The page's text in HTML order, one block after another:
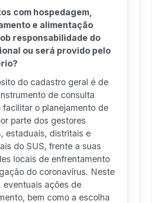
com hospedagem,
e alimentação
responsabilidade do
ou será provido pelo
do cadastro geral é de
de consulta
facilitar o planejamento de
parte dos gestores
estaduais, distritais e
do SUS, frente a suas
locais de enfrentamento
do coronavírus. Neste
eventuais ações de
bem como a escolha